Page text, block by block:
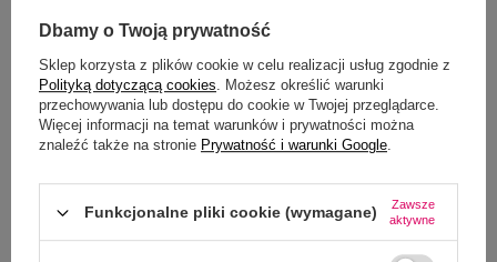
Dbamy o Twoją prywatność
Sklep korzysta z plików cookie w celu realizacji usług zgodnie z
Polityką dotyczącą cookies. Możesz określić warunki
przechowywania lub dostępu do cookie w Twojej przeglądarce.
Więcej informacji na temat warunków i prywatności można
znaleźć także na stronie Prywatność i warunki Google.
Funkcjonalne pliki cookie (wymagane)
Zawsze
aktywne